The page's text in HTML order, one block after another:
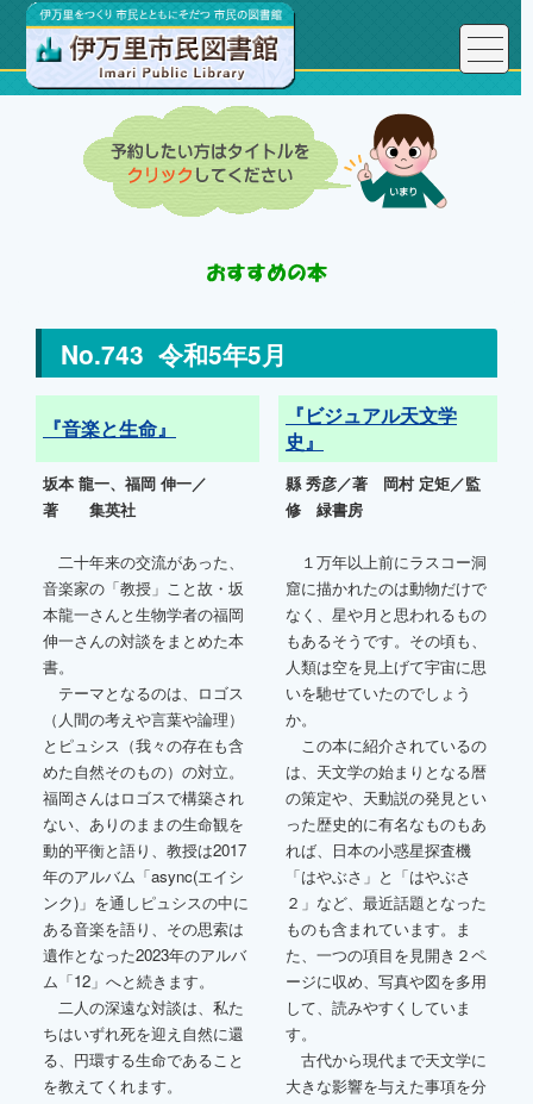
No.743 令和5年5月
『音楽と生命』
『ビジュアル天文学
史』
坂本 龍一、福岡 伸一／
著 集英社
二十年来の交流があった、
音楽家の「教授」こと故・坂
本龍一さんと生物学者の福岡
伸一さんの対談をまとめた本
書。
テーマとなるのは、ロゴス
（人間の考えや言葉や論理）
とピュシス（我々の存在も含
めた自然そのもの）の対立。
福岡さんはロゴスで構築され
ない、ありのままの生命観を
動的平衡と語り、教授は2017
年のアルバム「async(エイシ
ンク)」を通しピュシスの中に
ある音楽を語り、その思索は
遺作となった2023年のアルバ
ム「12」へと続きます。
二人の深遠な対談は、私た
ちはいずれ死を迎え自然に還
る、円環する生命であること
を教えてくれます。
縣 秀彦／著 岡村 定矩／監
修 緑書房
１万年以上前にラスコー洞
窟に描かれたのは動物だけで
なく、星や月と思われるもの
もあるそうです。その頃も、
人類は空を見上げて宇宙に思
いを馳せていたのでしょう
か。
この本に紹介されているの
は、天文学の始まりとなる暦
の策定や、天動説の発見とい
った歴史的に有名なものもあ
れば、日本の小惑星探査機
「はやぶさ」と「はやぶさ
２」など、最近話題となった
ものも含まれています。ま
た、一つの項目を見開き２ペ
ージに収め、写真や図を多用
して、読みやすくしていま
す。
古代から現代まで天文学に
大きな影響を与えた事項を分